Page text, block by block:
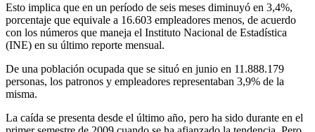
Esto implica que en un período de seis meses diminuyó en 3,4%,
porcentaje que equivale a 16.603 empleadores menos, de acuerdo
con los números que maneja el Instituto Nacional de Estadística
(INE) en su último reporte mensual.
De una población ocupada que se situó en junio en 11.888.179
personas, los patronos y empleadores representaban 3,9% de la
misma.
La caída se presenta desde el último año, pero ha sido durante en el